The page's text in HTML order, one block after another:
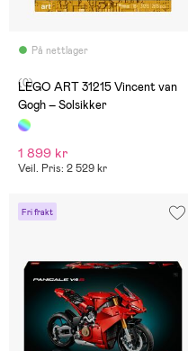
På nettlager
(0)
LEGO ART 31215 Vincent van
Gogh – Solsikker
1 899 kr
Veil. Pris: 2 529 kr
Fri frakt